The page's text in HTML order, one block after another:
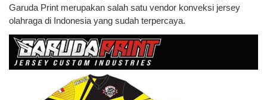
Garuda Print merupakan salah satu vendor konveksi jersey
olahraga di Indonesia yang sudah terpercaya.